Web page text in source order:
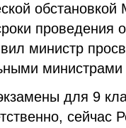
обстановкой
проведения
министр
министрами
для 9
сейчас